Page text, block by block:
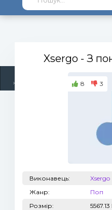
Жанри Топ 100
Xsergo- З
8 3
Виконавець:
Xsergo
Жанр:
Поп
Розмір:
5567.13